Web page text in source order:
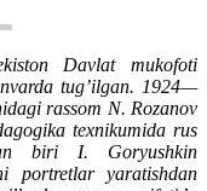
Davlat mukofoti
tug’ilgan. 1924—
rassom N. Rozanov
texnikumida rus
biri I. Goryushkin
portretlar yaratishdan